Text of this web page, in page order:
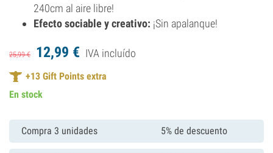
240cm al aire libre!
Efecto sociable y creativo: ¡Sin apalanque!
25,99€ 12,99 € IVA incluído
+13 Gift Points extra
En stock
Compra 3 unidades 5% de descuento